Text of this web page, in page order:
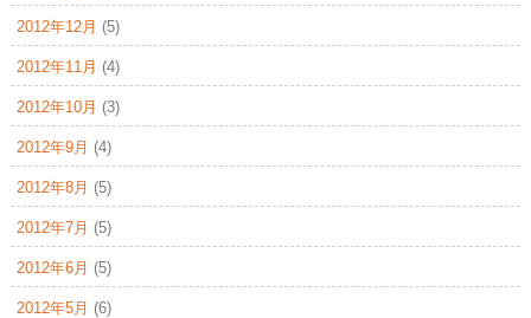
2012年12月 (5)
2012年11月 (4)
2012年10月 (3)
2012年9月 (4)
2012年8月 (5)
2012年7月 (5)
2012年6月 (5)
2012年5月 (6)